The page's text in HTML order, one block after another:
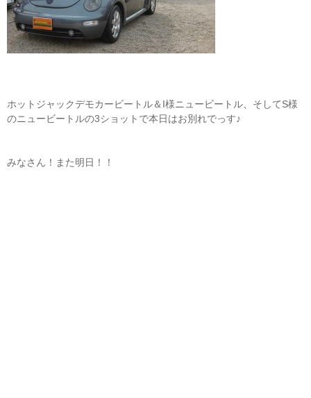
ホットジャックデモカービートル＆I様ニュービートル、そしてS様
のニュービートルの3ショットで本日はお別れでっす♪
みなさん！また明日！！